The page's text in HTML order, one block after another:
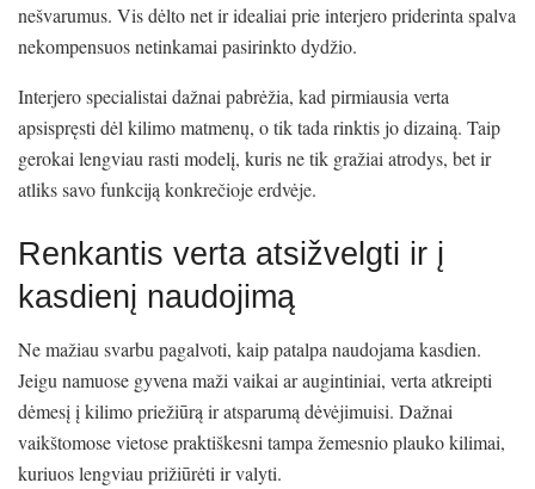
nešvarumus. Vis dėlto net ir idealiai prie interjero priderinta spalva
nekompensuos netinkamai pasirinkto dydžio.
Interjero specialistai dažnai pabrėžia, kad pirmiausia verta
apsispręsti dėl kilimo matmenų, o tik tada rinktis jo dizainą. Taip
gerokai lengviau rasti modelį, kuris ne tik gražiai atrodys, bet ir
atliks savo funkciją konkrečioje erdvėje.
Renkantis verta atsižvelgti ir į
kasdienį naudojimą
Ne mažiau svarbu pagalvoti, kaip patalpa naudojama kasdien.
Jeigu namuose gyvena maži vaikai ar augintiniai, verta atkreipti
dėmesį į kilimo priežiūrą ir atsparumą dėvėjimuisi. Dažnai
vaikštomose vietose praktiškesni tampa žemesnio plauko kilimai,
kuriuos lengviau prižiūrėti ir valyti.